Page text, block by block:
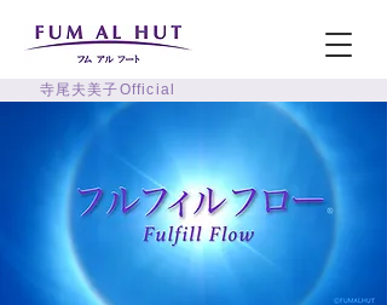
寺尾夫美子Official